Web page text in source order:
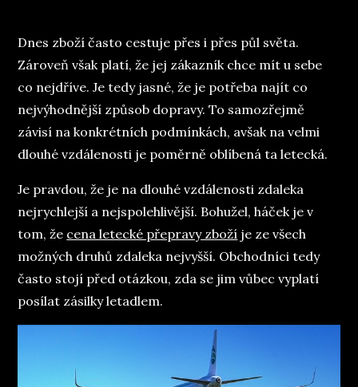
Dnes zboží často cestuje přes i přes půl světa.
Zároveň však platí, že jej zákazník chce mít u sebe
co nejdříve. Je tedy jasné, že je potřeba najít co
nejvýhodnější způsob dopravy. To samozřejmě
závisí na konkrétních podmínkách, avšak na velmi
dlouhé vzdálenosti je poměrně oblíbená ta letecká.
Je pravdou, že je na dlouhé vzdálenosti zdaleka
nejrychlejší a nejspolehlivější. Bohužel, háček je v
tom, že cena letecké přepravy zboží je ze všech
možných druhů zdaleka nejvyšší. Obchodníci tedy
často stojí před otázkou, zda se jim vůbec vyplatí
posílat zásilky letadlem.